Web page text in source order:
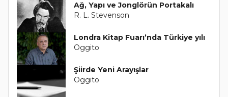
Ağ, Yapı ve Jonglörün Portakalı
R. L. Stevenson
Londra Kitap Fuarı’nda Türkiye yılı
Oggito
Şiirde Yeni Arayışlar
Oggito